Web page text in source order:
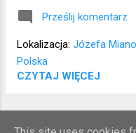
Prześlij komentarz
Lokalizacja: Józefa
Polska
CZYTAJ WIĘCEJ